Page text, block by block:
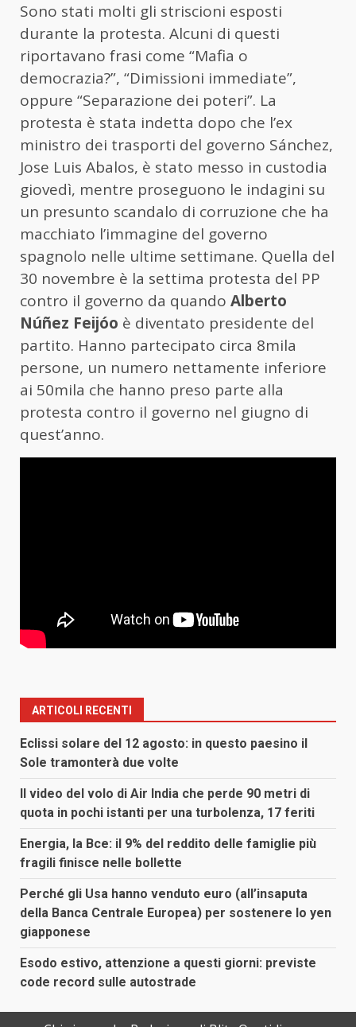
Sono stati molti gli striscioni esposti
durante la protesta. Alcuni di questi
riportavano frasi come “Mafia o
democrazia?”, “Dimissioni immediate”,
oppure “Separazione dei poteri”. La
protesta è stata indetta dopo che l’ex
ministro dei trasporti del governo Sánchez,
Jose Luis Abalos, è stato messo in custodia
giovedì, mentre proseguono le indagini su
un presunto scandalo di corruzione che ha
macchiato l’immagine del governo
spagnolo nelle ultime settimane. Quella del
30 novembre è la settima protesta del PP
contro il governo da quando Alberto
Núñez Feijóo è diventato presidente del
partito. Hanno partecipato circa 8mila
persone, un numero nettamente inferiore
ai 50mila che hanno preso parte alla
protesta contro il governo nel giugno di
quest’anno.
ARTICOLI RECENTI
Eclissi solare del 12 agosto: in questo paesino il
Sole tramonterà due volte
Il video del volo di Air India che perde 90 metri di
quota in pochi istanti per una turbolenza, 17 feriti
Energia, la Bce: il 9% del reddito delle famiglie più
fragili finisce nelle bollette
Perché gli Usa hanno venduto euro (all’insaputa
della Banca Centrale Europea) per sostenere lo yen
giapponese
Esodo estivo, attenzione a questi giorni: previste
code record sulle autostrade